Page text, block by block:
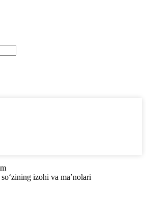
so‘zining izohi va ma’nolari